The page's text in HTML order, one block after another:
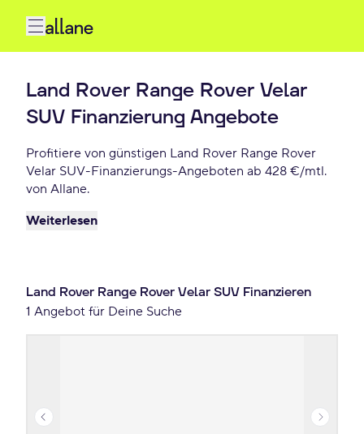
Land Rover Range Rover Velar
SUV Finanzierung Angebote
Profitiere von günstigen Land Rover Range Rover
Velar SUV-Finanzierungs-Angeboten ab 428 €/mtl.
von Allane.
Weiterlesen
Land Rover Range Rover Velar SUV Finanzieren
1 Angebot für Deine Suche